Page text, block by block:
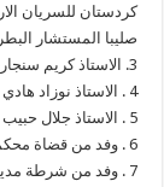
كردستان للسريان
صليبا المستشار
3. الاستاذ كريم سنجاري وزير داخلية في حكومة اقليم كردستان العراق.
4 . الاستاذ نوزاد هادي محافظ اربيل.
5 . الاستاذ جلال حبيب مدير ناحية عينكاوة
6 . وفد من قضاة محكمة بداءة عينكاوة.
7 . وفد من شرطة مديرية شرط عينكاوة.